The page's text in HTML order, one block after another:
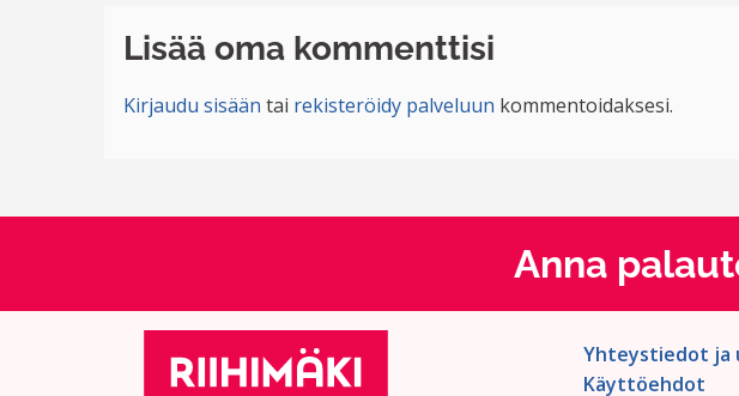
Lisää oma kommenttisi
Kirjaudu sisään tai rekisteröidy palveluun kommentoidaksesi.
Anna
Yhteystiedot ja
Käyttöehdot